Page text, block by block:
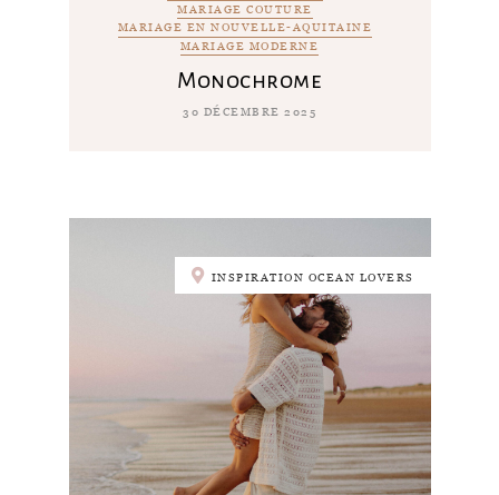
MARIAGE COUTURE
MARIAGE EN NOUVELLE-AQUITAINE
MARIAGE MODERNE
Monochrome
30 DÉCEMBRE 2025
INSPIRATION OCEAN LOVERS